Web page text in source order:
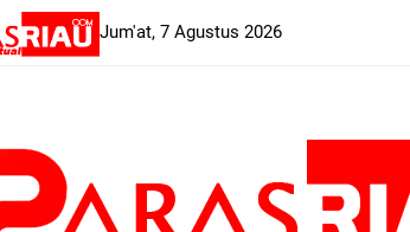
Jum'at, 7 Agustus 2026